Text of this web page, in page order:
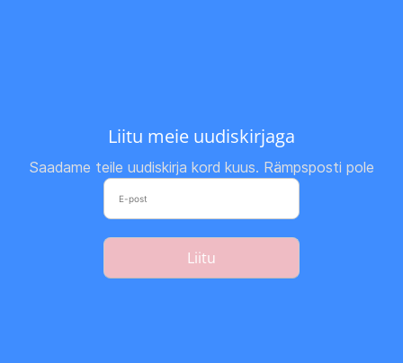
Liitu meie uudiskirjaga
Saadame teile uudiskirja kord kuus. Rämpsposti pole
Liitu